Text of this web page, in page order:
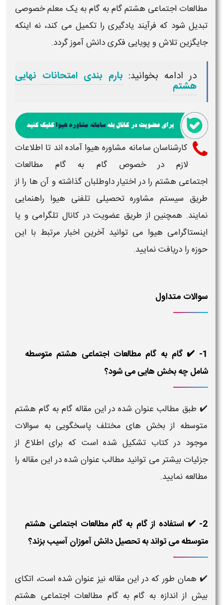
مطالعات اجتماعی هشتم گام به گامبه یک معلم خصوصی
تبدیل شود که فرآیند یادگیری را تکمیل می کند، نه اینکه
جایگزین تلاش و پویایی فکری دانش آموز گردد.
در ادامه بخوانید: بارم بندی امتحانات نهایی
هشتم
کارشناسان سامانه مشاوره هیوا آماده اند تا اطلاعات
لازم در خصوصگام به گام مطالعات
اجتماعی هشتم را در اختیار داوطلبان گذاشته و آن ها را از
طریق سیستم مشاوره تحصیلی تلفنی هیوا راهنمایی
نمایند. همچنین از طریق عضویت در کانال تلگرامی و یا
اینستاگرامی هیوا می توانید آخرین اخبار مرتبط با این
حوزه را دریافت نمایید.
سوالات متداول
1- ✔️ گام به گام مطالعات اجتماعی هشتم متوسطه
شامل چه بخش هایی می شود؟
✔️ طبق مطالب عنوان شده در این مقاله گام به گام هشتم
متوسطه از بخش های مختلف پاسخگویی به سوالات
موجود در کتاب تشکیل شده است که برای اطلاع از
جزئیات بیشتر می توانید مطالب عنوان شده در این مقاله را
مطالعه نمایید.
2- ✔️ استفاده از گام به گام مطالعات اجتماعی هشتم
متوسطه می تواند به تحصیل دانش آموزان آسیب بزند؟
✔️ همان طور که در این مقاله نیز عنوان شده است، اتکای
بیش از اندازه به گام به گام مطالعات اجتماعی هشتم